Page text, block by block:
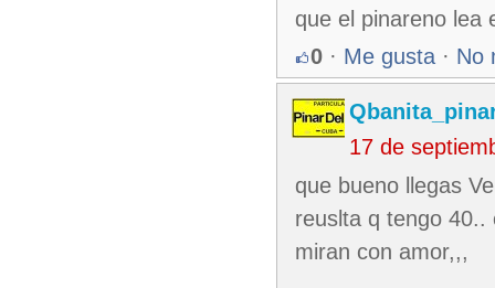
que el pinareno lea
0 · Me gusta · No
17 de
que bueno llegas
reuslta q tengo 40..
miran con amor,,,